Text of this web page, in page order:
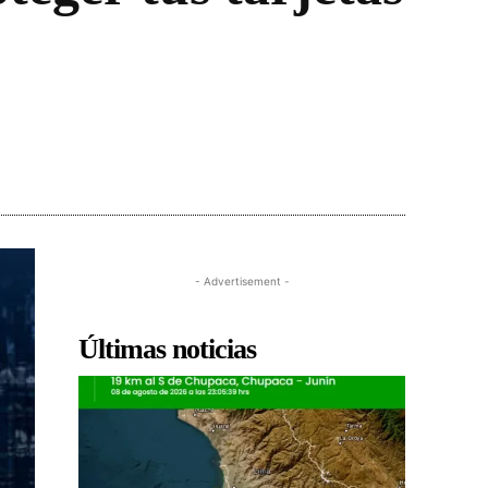
- Advertisement -
Últimas noticias